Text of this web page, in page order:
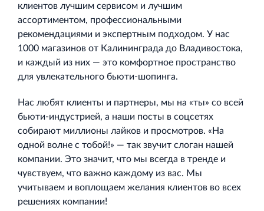
Научно‐исследовательский институт
ЛЕННИИПРОЕКТ
Проектный институт по жилищно‐гражданскому
Торговый комплекс НОРД в Кингисеппе
Современный торговый комплекс в центре города
клиентов лучшим сервисом и лучшим
ассортиментом, профессиональными
рекомендациями и экспертным подходом. У нас
1000 магазинов от Калининграда до Владивостока,
и каждый из них — это комфортное пространство
для увлекательного бьюти-шопинга.
Нас любят клиенты и партнеры, мы на «ты» со всей
бьюти-индустрией, а наши посты в соцсетях
собирают миллионы лайков и просмотров. «На
одной волне с тобой!» — так звучит слоган нашей
компании. Это значит, что мы всегда в тренде и
чувствуем, что важно каждому из вас. Мы
учитываем и воплощаем желания клиентов во всех
решениях компании!